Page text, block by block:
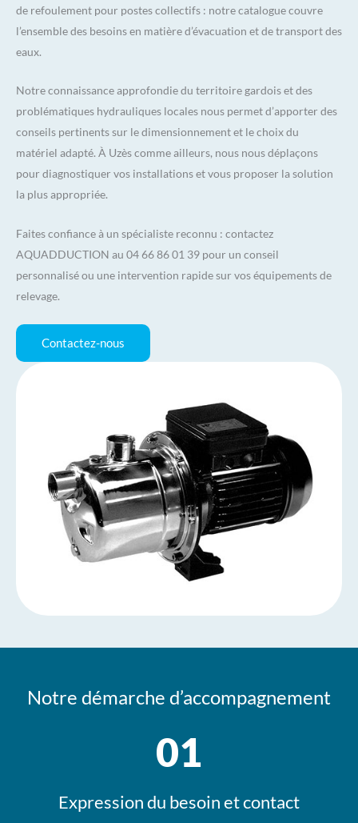
de refoulement pour postes collectifs : notre catalogue couvre
l’ensemble des besoins en matière d’évacuation et de transport des
eaux.
Notre connaissance approfondie du territoire gardois et des
problématiques hydrauliques locales nous permet d’apporter des
conseils pertinents sur le dimensionnement et le choix du
matériel adapté. À Uzès comme ailleurs, nous nous déplaçons
pour diagnostiquer vos installations et vous proposer la solution
la plus appropriée.
Faites confiance à un spécialiste reconnu : contactez
AQUADDUCTION au 04 66 86 01 39 pour un conseil
personnalisé ou une intervention rapide sur vos équipements de
relevage.
Contactez-nous
Notre démarche d’accompagnement
01
Expression du besoin et contact